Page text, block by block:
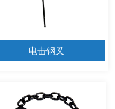
电击钢叉